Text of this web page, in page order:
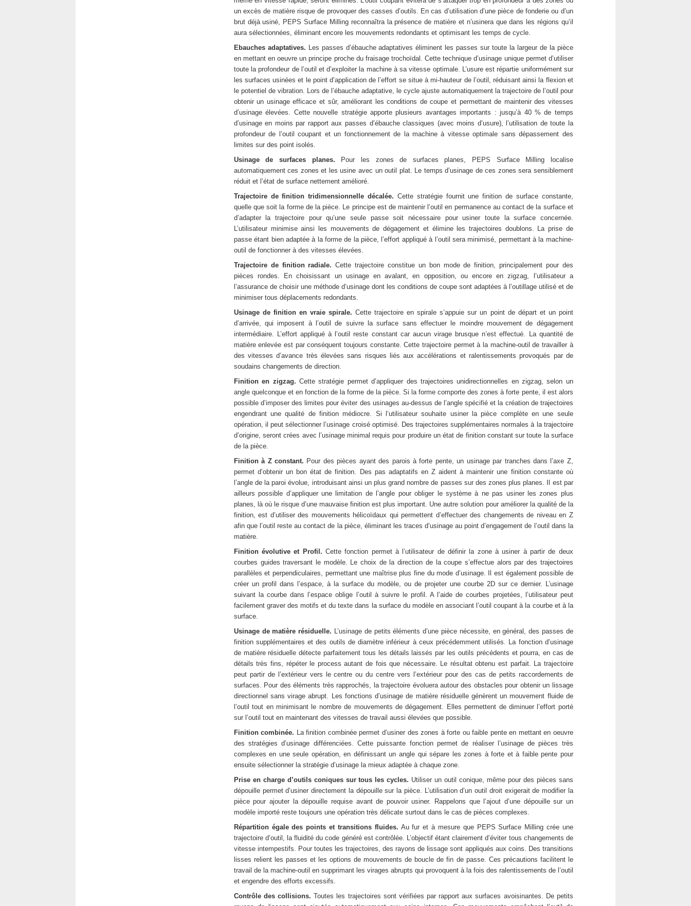
un excès de matière risque de provoquer des casses d’outils. En cas d’utilisation d’une pièce de fonderie ou d’un
brut déjà usiné, PEPS Surface Milling reconnaîtra la présence de matière et n’usinera que dans les régions qu’il
aura sélectionnées, éliminant encore les mouvements redondants et optimisant les temps de cycle.
Ebauches adaptatives. Les passes d’ébauche adaptatives éliminent les passes sur toute la largeur de la pièce
en mettant en oeuvre un principe proche du fraisage trochoïdal. Cette technique d’usinage unique permet d’utiliser
toute la profondeur de l’outil et d’exploiter la machine à sa vitesse optimale. L’usure est répartie uniformément sur
les surfaces usinées et le point d’application de l’effort se situe à mi-hauteur de l’outil, réduisant ainsi la flexion et
le potentiel de vibration. Lors de l’ébauche adaptative, le cycle ajuste automatiquement la trajectoire de l’outil pour
obtenir un usinage efficace et sûr, améliorant les conditions de coupe et permettant de maintenir des vitesses
d’usinage élevées. Cette nouvelle stratégie apporte plusieurs avantages importants : jusqu’à 40 % de temps
d’usinage en moins par rapport aux passes d’ébauche classiques (avec moins d’usure), l’utilisation de toute la
profondeur de l’outil coupant et un fonctionnement de la machine à vitesse optimale sans dépassement des
limites sur des point isolés.
Usinage de surfaces planes. Pour les zones de surfaces planes, PEPS Surface Milling localise
automatiquement ces zones et les usine avec un outil plat. Le temps d’usinage de ces zones sera sensiblement
réduit et l’état de surface nettement amélioré.
Trajectoire de finition tridimensionnelle décalée. Cette stratégie fournit une finition de surface constante,
quelle que soit la forme de la pièce. Le principe est de maintenir l’outil en permanence au contact de la surface et
d’adapter la trajectoire pour qu’une seule passe soit nécessaire pour usiner toute la surface concernée.
L’utilisateur minimise ainsi les mouvements de dégagement et élimine les trajectoires doublons. La prise de
passe étant bien adaptée à la forme de la pièce, l’effort appliqué à l’outil sera minimisé, permettant à la machine-
outil de fonctionner à des vitesses élevées.
Trajectoire de finition radiale. Cette trajectoire constitue un bon mode de finition, principalement pour des
pièces rondes. En choisissant un usinage en avalant, en opposition, ou encore en zigzag, l’utilisateur a
l’assurance de choisir une méthode d’usinage dont les conditions de coupe sont adaptées à l’outillage utilisé et de
minimiser tous déplacements redondants.
Usinage de finition en vraie spirale. Cette trajectoire en spirale s’appuie sur un point de départ et un point
d’arrivée, qui imposent à l’outil de suivre la surface sans effectuer le moindre mouvement de dégagement
intermédiaire. L’effort appliqué à l’outil reste constant car aucun virage brusque n’est effectué. La quantité de
matière enlevée est par conséquent toujours constante. Cette trajectoire permet à la machine-outil de travailler à
des vitesses d’avance très élevées sans risques liés aux accélérations et ralentissements provoqués par de
soudains changements de direction.
Finition en zigzag. Cette stratégie permet d’appliquer des trajectoires unidirectionnelles en zigzag, selon un
angle quelconque et en fonction de la forme de la pièce. Si la forme comporte des zones à forte pente, il est alors
possible d’imposer des limites pour éviter des usinages au-dessus de l’angle spécifié et la création de trajectoires
engendrant une qualité de finition médiocre. Si l’utilisateur souhaite usiner la pièce complète en une seule
opération, il peut sélectionner l’usinage croisé optimisé. Des trajectoires supplémentaires normales à la trajectoire
d’origine, seront crées avec l’usinage minimal requis pour produire un état de finition constant sur toute la surface
de la pièce.
Finition à Z constant. Pour des pièces ayant des parois à forte pente, un usinage par tranches dans l’axe Z,
permet d’obtenir un bon état de finition. Des pas adaptatifs en Z aident à maintenir une finition constante où
l’angle de la paroi évolue, introduisant ainsi un plus grand nombre de passes sur des zones plus planes. Il est par
ailleurs possible d’appliquer une limitation de l’angle pour obliger le système à ne pas usiner les zones plus
planes, là où le risque d’une mauvaise finition est plus important. Une autre solution pour améliorer la qualité de la
finition, est d’utiliser des mouvements hélicoïdaux qui permettent d’effectuer des changements de niveau en Z
afin que l’outil reste au contact de la pièce, éliminant les traces d’usinage au point d’engagement de l’outil dans la
matière.
Finition évolutive et Profil. Cette fonction permet à l’utilisateur de définir la zone à usiner à partir de deux
courbes guides traversant le modèle. Le choix de la direction de la coupe s’effectue alors par des trajectoires
parallèles et perpendiculaires, permettant une maîtrise plus fine du mode d’usinage. Il est également possible de
créer un profil dans l’espace, à la surface du modèle, ou de projeter une courbe 2D sur ce dernier. L’usinage
suivant la courbe dans l’espace oblige l’outil à suivre le profil. A l’aide de courbes projetées, l’utilisateur peut
facilement graver des motifs et du texte dans la surface du modèle en associant l’outil coupant à la courbe et à la
surface.
Usinage de matière résiduelle. L’usinage de petits éléments d’une pièce nécessite, en général, des passes de
finition supplémentaires et des outils de diamètre inférieur à ceux précédemment utilisés. La fonction d’usinage
de matière résiduelle détecte parfaitement tous les détails laissés par les outils précédents et pourra, en cas de
détails très fins, répéter le process autant de fois que nécessaire. Le résultat obtenu est parfait. La trajectoire
peut partir de l’extérieur vers le centre ou du centre vers l’extérieur pour des cas de petits raccordements de
surfaces. Pour des éléments très rapprochés, la trajectoire évoluera autour des obstacles pour obtenir un lissage
directionnel sans virage abrupt. Les fonctions d’usinage de matière résiduelle génèrent un mouvement fluide de
l’outil tout en minimisant le nombre de mouvements de dégagement. Elles permettent de diminuer l’effort porté
sur l’outil tout en maintenant des vitesses de travail aussi élevées que possible.
Finition combinée. La finition combinée permet d’usiner des zones à forte ou faible pente en mettant en oeuvre
des stratégies d’usinage différenciées. Cette puissante fonction permet de réaliser l’usinage de pièces très
complexes en une seule opération, en définissant un angle qui sépare les zones à forte et à faible pente pour
ensuite sélectionner la stratégie d’usinage la mieux adaptée à chaque zone.
Prise en charge d’outils coniques sur tous les cycles. Utiliser un outil conique, même pour des pièces sans
dépouille permet d’usiner directement la dépouille sur la pièce. L’utilisation d’un outil droit exigerait de modifier la
pièce pour ajouter la dépouille requise avant de pouvoir usiner. Rappelons que l’ajout d’une dépouille sur un
modèle importé reste toujours une opération très délicate surtout dans le cas de pièces complexes.
Répartition égale des points et transitions fluides. Au fur et à mesure que PEPS Surface Milling crée une
trajectoire d’outil, la fluidité du code généré est contrôlée. L’objectif étant clairement d’éviter tous changements de
vitesse intempestifs. Pour toutes les trajectoires, des rayons de lissage sont appliqués aux coins. Des transitions
lisses relient les passes et les options de mouvements de boucle de fin de passe. Ces précautions facilitent le
travail de la machine-outil en supprimant les virages abrupts qui provoquent à la fois des ralentissements de l’outil
et engendre des efforts excessifs.
Contrôle des collisions. Toutes les trajectoires sont vérifiées par rapport aux surfaces avoisinantes. De petits